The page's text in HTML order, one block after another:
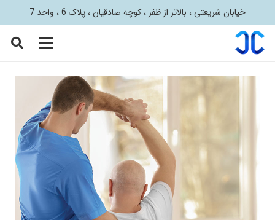
خیابان شریعتی ، بالاتر از ظفر ، کوچه صادقیان ، پلاک 6 ، واحد 7